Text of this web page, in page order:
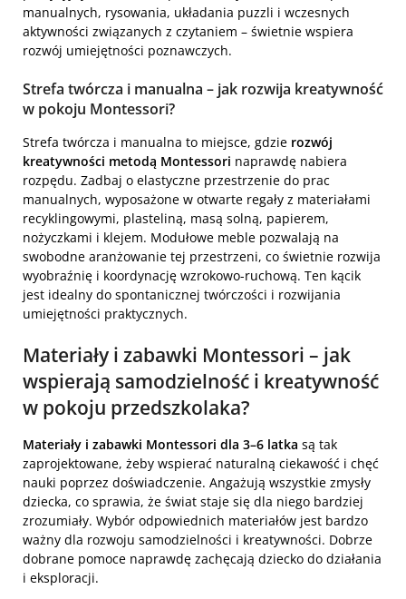
manualnych, rysowania, układania puzzli i wczesnych
aktywności związanych z czytaniem – świetnie wspiera
rozwój umiejętności poznawczych.
Strefa twórcza i manualna – jak rozwija kreatywność
w pokoju Montessori?
Strefa twórcza i manualna to miejsce, gdzie rozwój
kreatywności metodą Montessori naprawdę nabiera
rozpędu. Zadbaj o elastyczne przestrzenie do prac
manualnych, wyposażone w otwarte regały z materiałami
recyklingowymi, plasteliną, masą solną, papierem,
nożyczkami i klejem. Modułowe meble pozwalają na
swobodne aranżowanie tej przestrzeni, co świetnie rozwija
wyobraźnię i koordynację wzrokowo-ruchową. Ten kącik
jest idealny do spontanicznej twórczości i rozwijania
umiejętności praktycznych.
Materiały i zabawki Montessori – jak
wspierają samodzielność i kreatywność
w pokoju przedszkolaka?
Materiały i zabawki Montessori dla 3–6 latka są tak
zaprojektowane, żeby wspierać naturalną ciekawość i chęć
nauki poprzez doświadczenie. Angażują wszystkie zmysły
dziecka, co sprawia, że świat staje się dla niego bardziej
zrozumiały. Wybór odpowiednich materiałów jest bardzo
ważny dla rozwoju samodzielności i kreatywności. Dobrze
dobrane pomoce naprawdę zachęcają dziecko do działania
i eksploracji.